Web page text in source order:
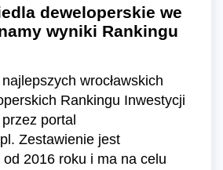
deweloperskie we
wyniki Rankingu
wrocławskich
Rankingu Inwestycji
portal
Zestawienie jest
2016 roku i ma na celu